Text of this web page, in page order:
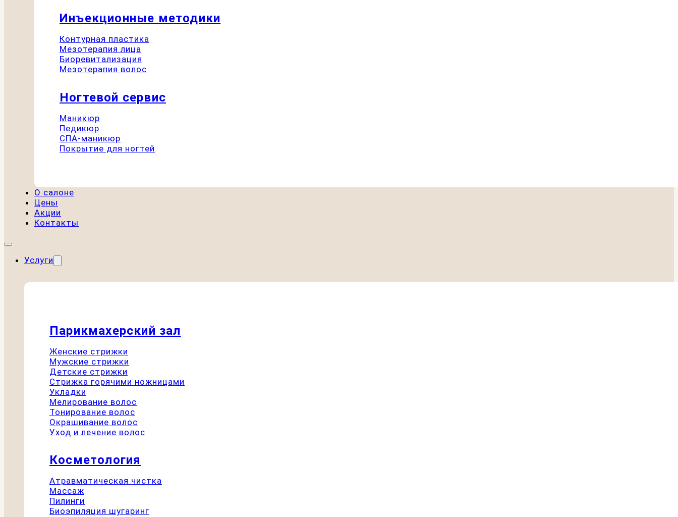
Инъекционные методики
Контурная пластика
Мезотерапия лица
Биоревитализация
Мезотерапия волос
Ногтевой сервис
Маникюр
Педикюр
СПА-маникюр
Покрытие для ногтей
О салоне
Цены
Акции
Контакты
Услуги
Парикмахерский зал
Женские стрижки
Мужские стрижки
Детские стрижки
Стрижка горячими ножницами
Укладки
Мелирование волос
Тонирование волос
Окрашивание волос
Уход и лечение волос
Косметология
Атравматическая чистка
Массаж
Пилинги
Биоэпиляция шугаринг